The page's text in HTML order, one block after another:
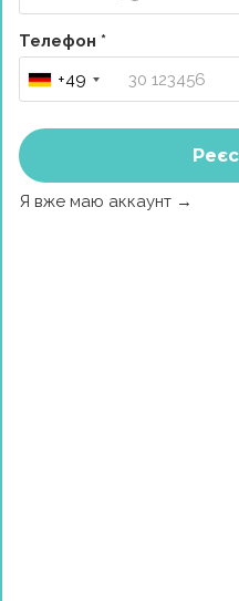
Телефон *
+49
Я вже маю аккаунт →